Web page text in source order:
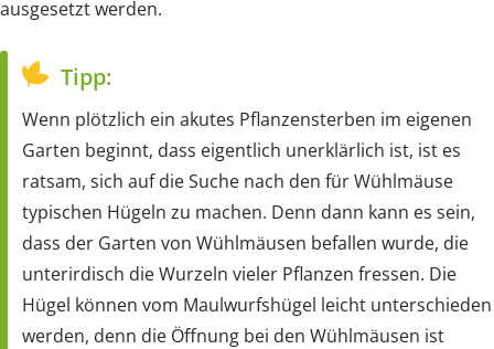
ausgesetzt werden.
Tipp:
Wenn plötzlich ein akutes Pflanzensterben im eigenen
Garten beginnt, dass eigentlich unerklärlich ist, ist es
ratsam, sich auf die Suche nach den für Wühlmäuse
typischen Hügeln zu machen. Denn dann kann es sein,
dass der Garten von Wühlmäusen befallen wurde, die
unterirdisch die Wurzeln vieler Pflanzen fressen. Die
Hügel können vom Maulwurfshügel leicht unterschieden
werden, denn die Öffnung bei den Wühlmäusen ist